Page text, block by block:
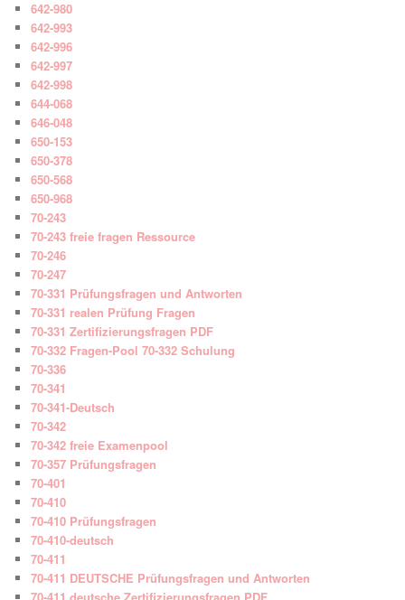
642-980
642-993
642-996
642-997
642-998
644-068
646-048
650-153
650-378
650-568
650-968
70-243
70-243 freie fragen Ressource
70-246
70-247
70-331 Prüfungsfragen und Antworten
70-331 realen Prüfung Fragen
70-331 Zertifizierungsfragen PDF
70-332 Fragen-Pool 70-332 Schulung
70-336
70-341
70-341-Deutsch
70-342
70-342 freie Examenpool
70-357 Prüfungsfragen
70-401
70-410
70-410 Prüfungsfragen
70-410-deutsch
70-411
70-411 DEUTSCHE Prüfungsfragen und Antworten